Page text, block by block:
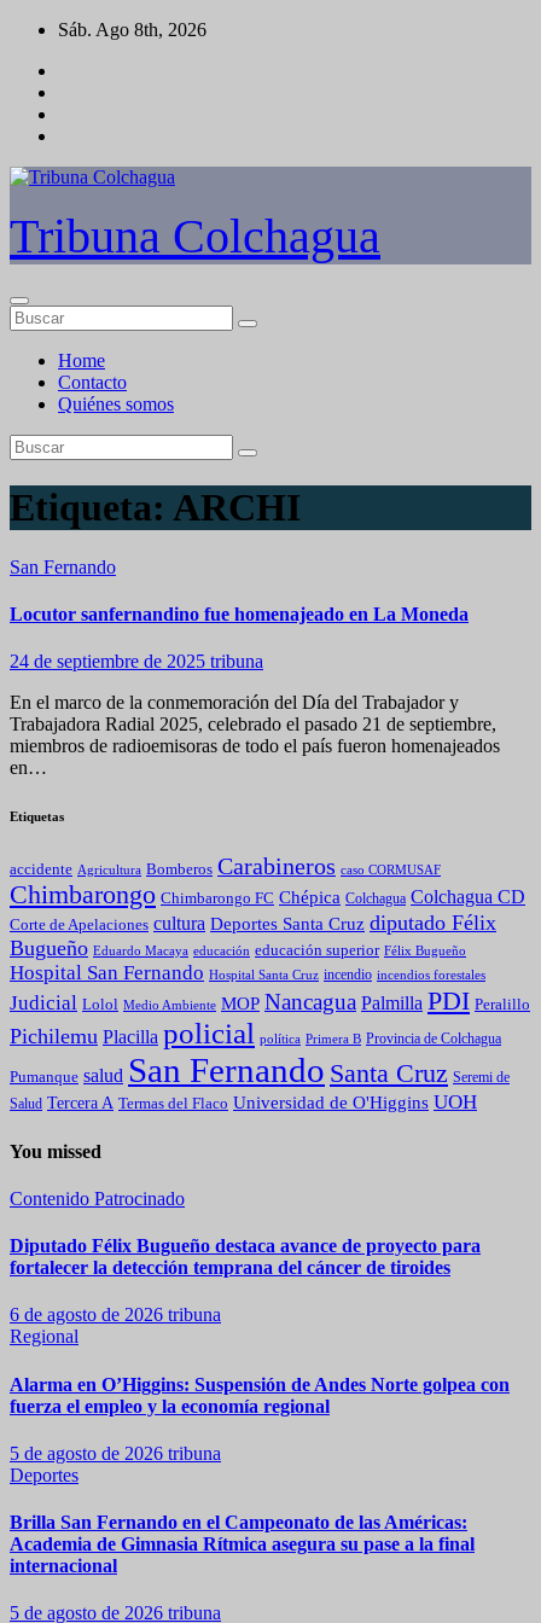
Saltar
contenido
Sáb. Ago 8th, 2026
Tribuna Colchagua
Home
Contacto
Quiénes somos
Etiqueta: ARCHI
San Fernando
Locutor sanfernandino fue homenajeado en La Moneda
24 de septiembre de 2025 tribuna
En el marco de la conmemoración del Día del Trabajador y
Trabajadora Radial 2025, celebrado el pasado 21 de septiembre,
miembros de radioemisoras de todo el país fueron homenajeados
en…
Etiquetas
accidente Agricultura Bomberos Carabineros caso CORMUSAF
Chimbarongo Chimbarongo FC Chépica Colchagua Colchagua CD
Corte de Apelaciones cultura Deportes Santa Cruz diputado Félix
Bugueño Eduardo Macaya educación educación superior Félix Bugueño
Hospital San Fernando Hospital Santa Cruz incendio incendios forestales
Judicial Lolol Medio Ambiente MOP Nancagua Palmilla PDI Peralillo
Pichilemu Placilla policial política Primera B Provincia de Colchagua
Pumanque salud San Fernando Santa Cruz Seremi de
Salud Tercera A Termas del Flaco Universidad de O'Higgins UOH
You missed
Contenido Patrocinado
Diputado Félix Bugueño destaca avance de proyecto para
fortalecer la detección temprana del cáncer de tiroides
6 de agosto de 2026 tribuna
Regional
Alarma en O’Higgins: Suspensión de Andes Norte golpea con
fuerza el empleo y la economía regional
5 de agosto de 2026 tribuna
Deportes
Brilla San Fernando en el Campeonato de las Américas:
Academia de Gimnasia Rítmica asegura su pase a la final
internacional
5 de agosto de 2026 tribuna